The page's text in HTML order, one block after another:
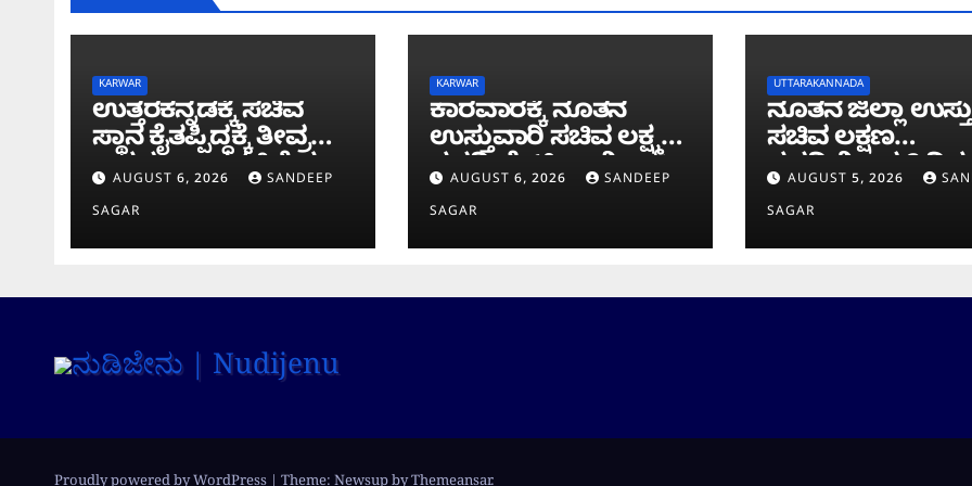
KARWAR
ಉತ್ತರಕನ್ನಡಕ್ಕೆ ಸಚಿವ
ಸ್ಥಾನ ಕೈತಪ್ಪಿದ್ದಕ್ಕೆ ತೀವ್ರ
ಅಸಮಾಧಾನ: ‘ಜಿಲ್ಲೆಯ
ಜನರ ನಿರೀಕ್ಷೆಗೆ ಧಕ್ಕೆ’ ಎಂದ
ಪ್ರಸಾದ ಗಾಂವಕರ್
AUGUST 6, 2026
SANDEEP
SAGAR
KARWAR
ಕಾರವಾರಕ್ಕೆ ನೂತನ
ಉಸ್ತುವಾರಿ ಸಚಿವ ಲಕ್ಷ್ಮಣ
ಸವದಿ ಭೇಟಿ; ಕಾಳಿ
ಸೇತುವೆ ಕಾಮಗಾರಿ
ಪರಿಶೀಲನೆ
AUGUST 6, 2026
SANDEEP
SAGAR
UTTARAKANNADA
ನೂತನ ಜಿಲ್ಲಾ
ಸಚಿವ ಲಕ್ಷಣ
ಸವದಿಯಿಂದ 2 ದಿನ
ಜಿಲ್ಲೆಯಲ್ಲಿ ಮಿಂಚಿನ
ಸಂಚಾರ
AUGUST 5, 2026
SAGAR